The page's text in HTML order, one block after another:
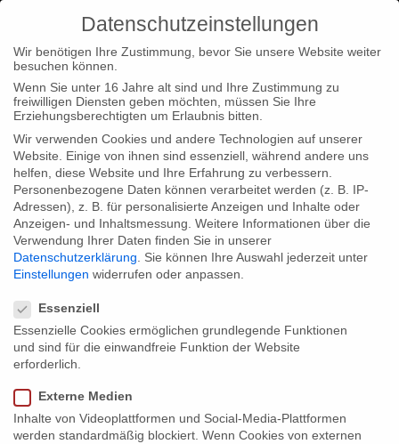
Home Type|News
“Farewell Comrades!” (Interactive)
nominated for the Prix Europa
“Farewell Comrades!” (Interactive)
nominated for the Prix Europa
We are glad that our project “Farewell Comrades!” (Interactive)
was chosen from 40 excellent productions from all over Europe
everything in between – and was nominated for the Prix Europa
2011 in the categorie “Online”.
Datenschutzeinstellungen
Wir benötigen Ihre Zustimmung, bevor Sie unsere Website weiter
besuchen können.
Wenn Sie unter 16 Jahre alt sind und Ihre Zustimmung zu
freiwilligen Diensten geben möchten, müssen Sie Ihre
Erziehungsberechtigten um Erlaubnis bitten.
Wir verwenden Cookies und andere Technologien auf unserer
Website. Einige von ihnen sind essenziell, während andere uns
helfen, diese Website und Ihre Erfahrung zu verbessern.
Personenbezogene Daten können verarbeitet werden (z. B. IP-
Adressen), z. B. für personalisierte Anzeigen und Inhalte oder
Anzeigen- und Inhaltsmessung. Weitere Informationen über die
Verwendung Ihrer Daten finden Sie in unserer
Datenschutzerklärung
Sie können Ihre Auswahl jederzeit unter
Einstellungen widerrufen oder anpassen.
Essenziell
Essenzielle Cookies ermöglichen grundlegende Funktionen
und sind für die einwandfreie Funktion der Website
erforderlich.
Externe Medien
Inhalte von Videoplattformen und Social-Media-Plattformen
werden standardmäßig blockiert. Wenn Cookies von externen